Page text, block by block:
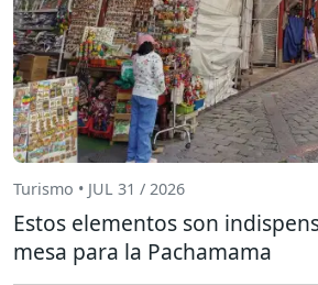
Turismo • JUL 31 / 2026
Estos elementos son
mesa para la Pachamama